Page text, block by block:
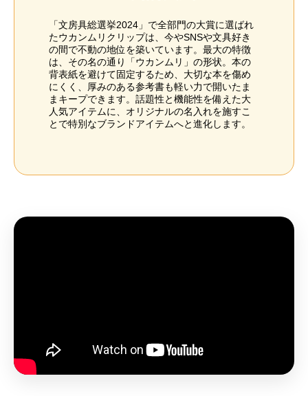
「文房具総選挙2024」で全部門の大賞に選ばれ
たウカンムリクリップは、今やSNSや文具好き
の間で不動の地位を築いています。最大の特徴
は、その名の通り「ウカンムリ」の形状。本の
背表紙を避けて固定するため、大切な本を傷め
にくく、厚みのある参考書も軽い力で開いたま
まキープできます。話題性と機能性を備えた大
人気アイテムに、オリジナルの名入れを施すこ
とで特別なブランドアイテムへと進化します。